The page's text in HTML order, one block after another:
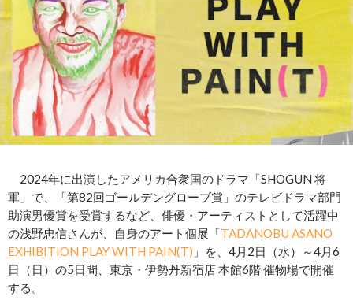
2024年に出演したアメリカ合衆国のドラマ「SHOGUN 将
軍」で、「第82回ゴールデングローブ賞」のテレビドラマ部門
助演男優賞を受賞するなど、俳優・アーティストとして活躍中
の浅野忠信さんが、自身のアート個展「TADANOBU ASANO
EXHIBITION PLAY WITH PAIN(T) 」を、4月2日（水）～4月6
日（日）の5日間、東京・伊勢丹新宿店 本館6階 催物場で開催
する。